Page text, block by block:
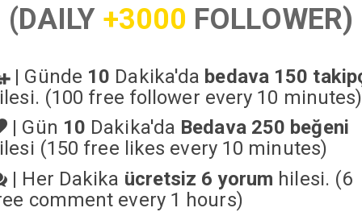
(DAILY +3000 FOLLOWER)
| Günde 10 Dakika'da bedava 150
(100 free follower every 10 minutes)
| Gün 10 Dakika'da Bedava 250 beğeni
(150 free likes every 10 minutes)
| Her Dakika ücretsiz 6 yorum hilesi. (6
comment every 1 hours)